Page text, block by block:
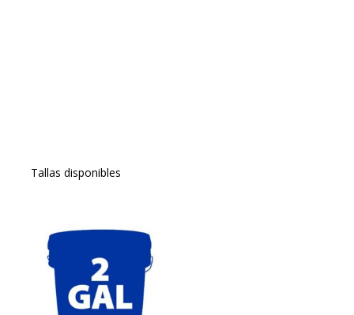
Tallas disponibles